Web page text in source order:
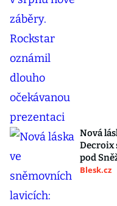
Nová
Decroix
pod
Blesk.cz